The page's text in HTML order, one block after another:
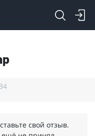
34
свой отзыв.